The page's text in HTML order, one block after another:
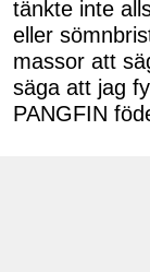
tänkte inte
eller
massor att
säga att jag
PANGFIN